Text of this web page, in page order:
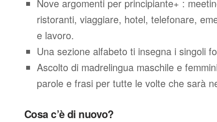
Nove argomenti per principiante+ :
ristoranti, viaggiare, hotel, telefonare,
e lavoro.
Una sezione alfabeto ti insegna i singoli
Ascolto di madrelingua maschile e
parole e frasi per tutte le volte che sarà
Cosa c’è di nuovo?